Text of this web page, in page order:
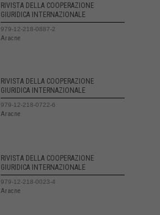
RIVISTA DELLA COOPERAZIONE
GIURIDICA INTERNAZIONALE
979-12-218-0887-2
Aracne
RIVISTA DELLA COOPERAZIONE
GIURIDICA INTERNAZIONALE
979-12-218-0722-6
Aracne
RIVISTA DELLA COOPERAZIONE
GIURIDICA INTERNAZIONALE
979-12-218-0023-4
Aracne